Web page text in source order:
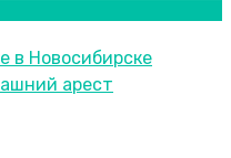
в Новосибирске
арест